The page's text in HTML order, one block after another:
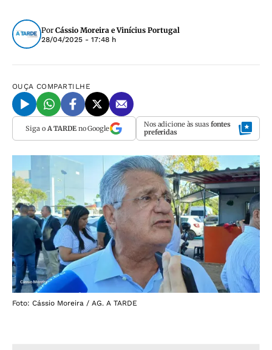
Por Cássio Moreira e Vinícius Portugal
28/04/2025 - 17:48 h
OUÇA COMPARTILHE
Siga o A TARDEno Google Nos adicione às suas fontes
preferidas
Foto: Cássio Moreira / AG. A TARDE